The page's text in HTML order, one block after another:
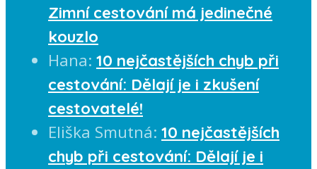
Zimní cestování má jedinečné
kouzlo
Hana: 10 nejčastějších chyb při
cestování: Dělají je i zkušení
cestovatelé!
Eliška Smutná: 10 nejčastějších
chyb při cestování: Dělají je i